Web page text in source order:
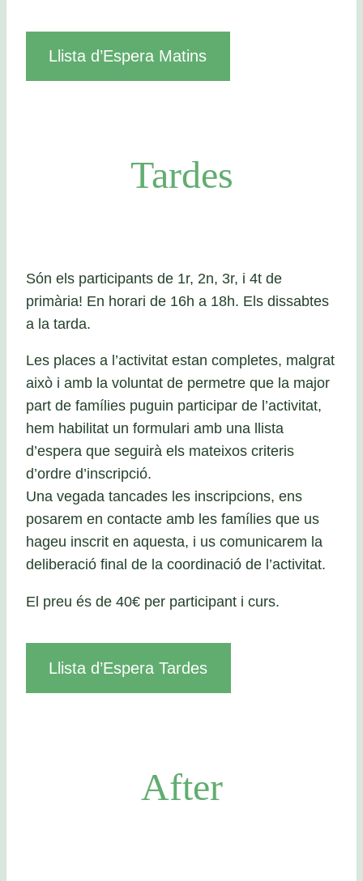
Llista d’Espera Matins
Tardes
Són els participants de 1r, 2n, 3r, i 4t de
primària! En horari de 16h a 18h. Els dissabtes
a la tarda.
Les places a l’activitat estan completes, malgrat
això i amb la voluntat de permetre que la major
part de famílies puguin participar de l’activitat,
hem habilitat un formulari amb una llista
d’espera que seguirà els mateixos criteris
d’ordre d’inscripció.
Una vegada tancades les inscripcions, ens
posarem en contacte amb les famílies que us
hageu inscrit en aquesta, i us comunicarem la
deliberació final de la coordinació de l’activitat.
El preu és de 40€ per participant i curs.
Llista d’Espera Tardes
After